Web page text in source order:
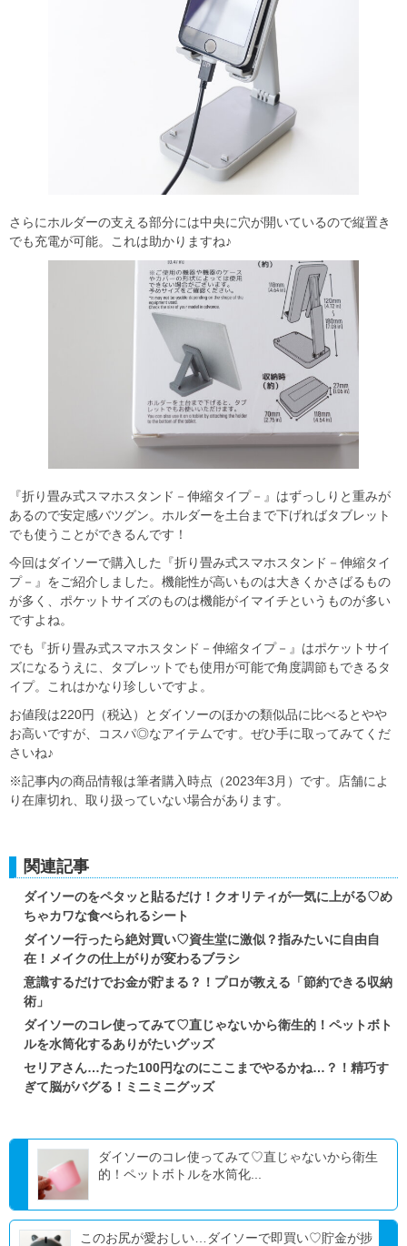
さらにホルダーの支える部分には中央に穴が開いているので縦置き
でも充電が可能。これは助かりますね♪
『折り畳み式スマホスタンド－伸縮タイプ－』はずっしりと重みが
あるので安定感バツグン。ホルダーを土台まで下げればタブレット
でも使うことができるんです！
今回はダイソーで購入した『折り畳み式スマホスタンド－伸縮タイ
プ－』をご紹介しました。機能性が高いものは大きくかさばるもの
が多く、ポケットサイズのものは機能がイマイチというものが多い
ですよね。
でも『折り畳み式スマホスタンド－伸縮タイプ－』はポケットサイ
ズになるうえに、タブレットでも使用が可能で角度調節もできるタ
イプ。これはかなり珍しいですよ。
お値段は220円（税込）とダイソーのほかの類似品に比べるとやや
お高いですが、コスパ◎なアイテムです。ぜひ手に取ってみてくだ
さいね♪
※記事内の商品情報は筆者購入時点（2023年3月）です。店舗によ
り在庫切れ、取り扱っていない場合があります。
関連記事
ダイソーのをペタッと貼るだけ！クオリティが一気に上がる♡め
ちゃカワな食べられるシート
ダイソー行ったら絶対買い♡資生堂に激似？指みたいに自由自
在！メイクの仕上がりが変わるブラシ
意識するだけでお金が貯まる？！プロが教える「節約できる収納
術」
ダイソーのコレ使ってみて♡直じゃないから衛生的！ペットボト
ルを水筒化するありがたいグッズ
セリアさん…たった100円なのにここまでやるかね…？！精巧す
ぎて脳がバグる！ミニミニグッズ
ダイソーのコレ使ってみて♡直じゃないから衛生
的！ペットボトルを水筒化...
このお尻が愛おしい…ダイソーで即買い♡貯金が捗